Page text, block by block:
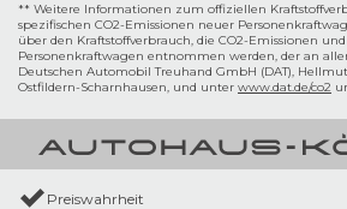
** Weitere Informationen zum offiziellen
spezifischen CO2-Emissionen neuer
über den Kraftstoffverbrauch, die CO2-Emissionen
Personenkraftwagen entnommen werden, der an
Deutschen Automobil Treuhand GmbH (DAT),
Ostfildern-Scharnhausen, und unter www.dat.de/co2
Preiswahrheit